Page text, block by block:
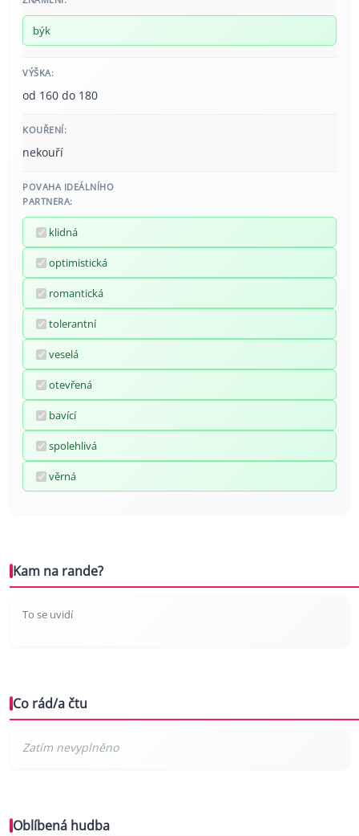
býk
VÝŠKA:
od 160 do 180
KOUŘENÍ:
nekouří
POVAHA IDEÁLNÍHO
PARTNERA:
klidná
optimistická
romantická
tolerantní
veselá
otevřená
bavící
spolehlivá
věrná
Kam na rande?
To se uvidí
Co rád/a čtu
Oblíbená hudba